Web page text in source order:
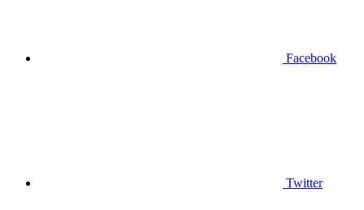
Facebook
Twitter